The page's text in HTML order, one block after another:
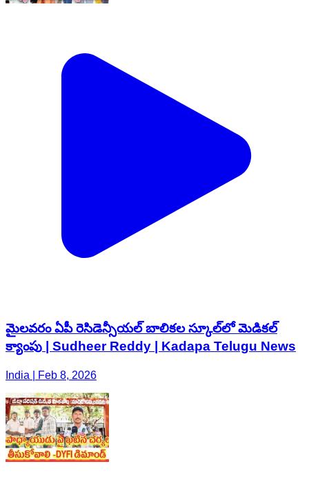
మైలవరం ఏపీ రెసిడెన్సీయల్ బాలికల స్కూల్‌లో మెడికల్
క్యాంపు | Sudheer Reddy | Kadapa Telugu News
India | Feb 8, 2026